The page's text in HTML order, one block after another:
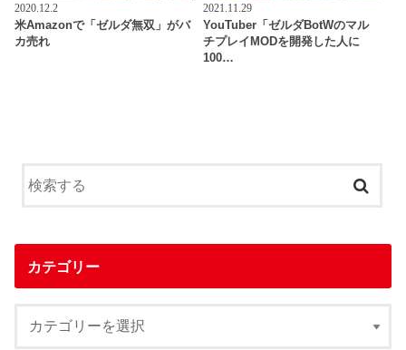
2020.12.2
米Amazonで「ゼルダ無双」がバ
カ売れ
2021.11.29
YouTuber「ゼルダBotWのマル
チプレイMODを開発した人に
100…
カテゴリー